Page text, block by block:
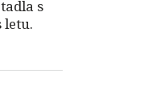
s
letu.